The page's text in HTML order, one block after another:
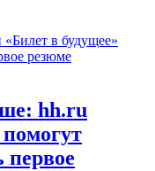
hh.ru
первое